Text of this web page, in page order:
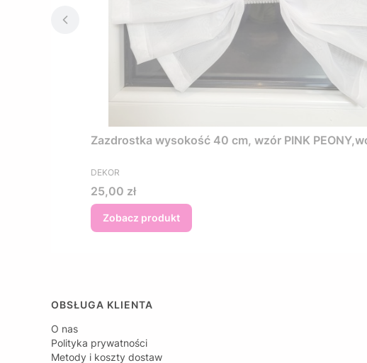
Zazdrostka wysokość 40 cm, wzór PINK
PRODUCENT
DEKOR
Cena
25,00 zł
Zobacz produkt
Linki w stopce
OBSŁUGA KLIENTA
O nas
Polityka prywatności
Metody i koszty dostaw